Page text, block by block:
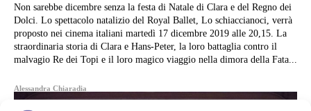
Non sarebbe dicembre senza la festa di Natale di Clara e del Regno dei
Dolci. Lo spettacolo natalizio del Royal Ballet, Lo schiaccianoci, verrà
proposto nei cinema italiani martedì 17 dicembre 2019 alle 20,15. La
straordinaria storia di Clara e Hans-Peter, la loro battaglia contro il
malvagio Re dei Topi e il loro magico viaggio nella dimora della Fata...
Alessandra Chiaradia